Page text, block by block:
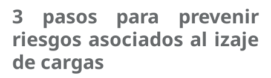
3 pasos para prevenir
riesgos asociados al izaje
de cargas